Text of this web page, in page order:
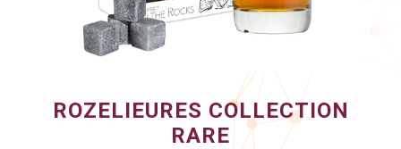
ROZELIEURES COLLECTION
RARE